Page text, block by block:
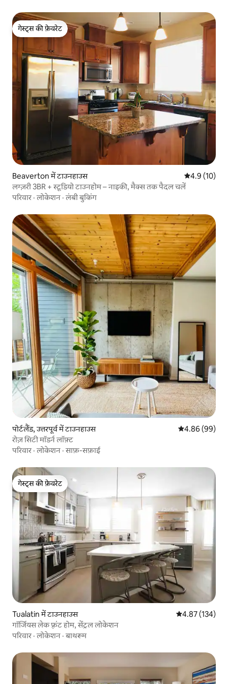
गेस्ट्स की फ़ेवरेट
गेस्ट्स की फ़ेवरेट
Beaverton में टाउनहाउस औसत रेटिंग 5
4.9 (10)
लग्ज़री 3BR + स्टूडियो टाउनहोम – नाइकी, मैक्स तक पैदल चलें
परिवार ·लोकेशन ·लंबी बुकिंग
पोर्टलैंड, उत्तरपूर्व में टाउनहाउस औसत रेटिंग 5 में
4.86 (99)
रोज़ सिटी मॉडर्न लॉफ़्ट
परिवार ·लोकेशन ·साफ़-सफ़ाई
गेस्ट्स की फ़ेवरेट
गेस्ट्स की फ़ेवरेट
Tualatin में टाउनहाउस औसत रेटिंग 5 में से
4.87 (134)
गॉर्जियस लेक फ़्रंट होम, सेंट्रल लोकेशन
परिवार ·लोकेशन ·बाथरूम